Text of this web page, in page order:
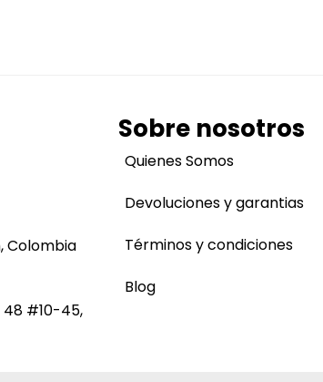
Colombia
48 #10-45,
Sobre nosotros
Quienes Somos
Devoluciones y garantias
Términos y condiciones
Blog